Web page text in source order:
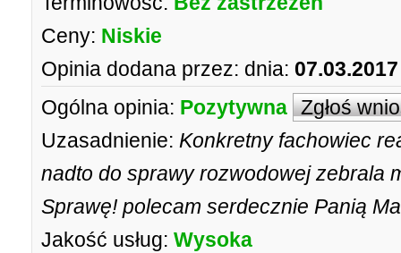
Ceny: Niskie
Opinia dodana przez: dnia:
Ogólna opinia: Pozytywna Zgłoś
Uzasadnienie: Konkretny fachowiec
nadto do sprawy rozwodowej zebrala
Sprawę! polecam serdecznie Panią
Jakość usług: Wysoka